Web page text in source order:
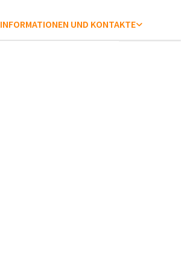
INFORMATIONEN UND KONTAKTE